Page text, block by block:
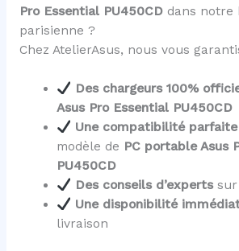
Pro Essential PU450CDdans notre
parisienne ?
Chez AtelierAsus, nous vous
Des chargeurs 100%
Asus Pro Essential PU450CD
Une compatibilité parfaite
modèle de PC portable Asus
PU450CD
Des conseils d’expertssur
Une disponibilité
livraison